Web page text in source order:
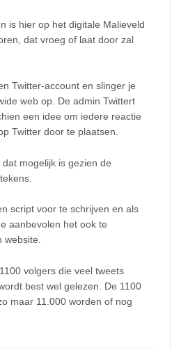
is hier op het digitale Malieveld
dat vroeg of laat door zal
Twitter-account en slinger je
web op. De admin Twittert
een idee om iedere reactie
Twitter door te plaatsen.
mogelijk is gezien de
script voor te schrijven en als
aanbevolen het ook te
website.
volgers die veel tweets
best wel gelezen. De 1100
maar 11.000 worden of nog